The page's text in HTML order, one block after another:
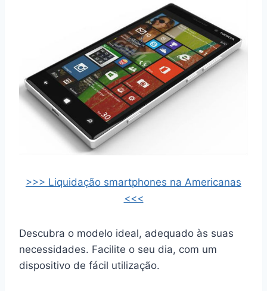
>>> Liquidação smartphones na Americanas
<<<
Descubra o modelo ideal, adequado às suas
necessidades. Facilite o seu dia, com um
dispositivo de fácil utilização.